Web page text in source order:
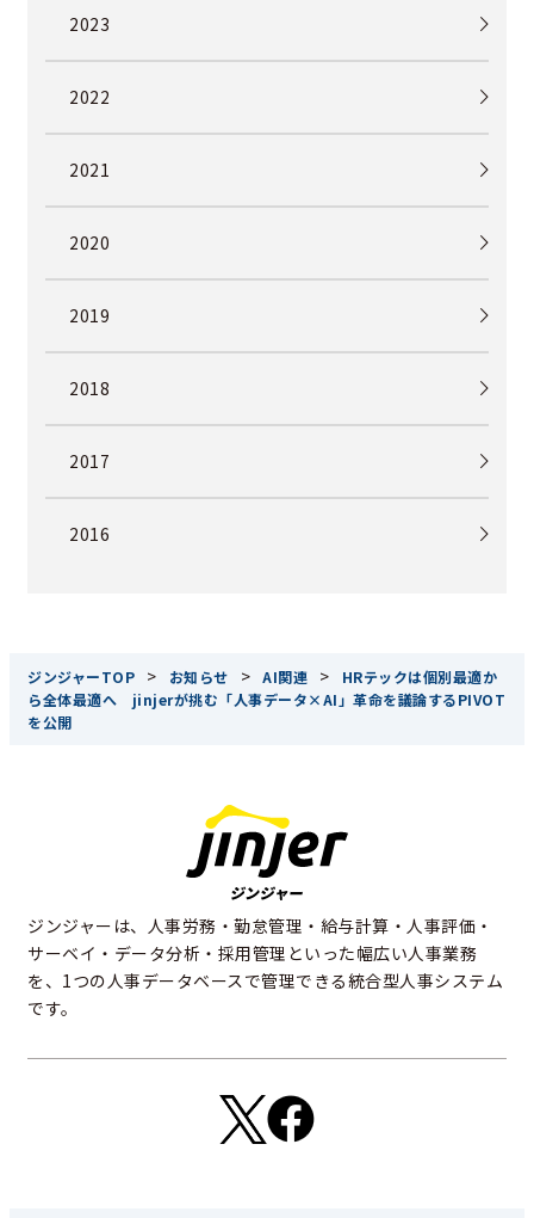
2023
2022
2021
2020
2019
2018
2017
2016
ジンジャーTOP > お知らせ > AI関連 >
HRテックは個別最適か
ら全体最適へ jinjerが挑む「人事データ×AI」革命を議論するPIVOT
を公開
ジンジャーは、人事労務・勤怠管理・給与計算・人事評価・
サーベイ・データ分析・採用管理といった幅広い人事業務
を、1つの人事データベースで管理できる統合型人事システム
です。